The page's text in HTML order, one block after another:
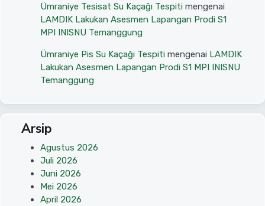
Ümraniye Tesisat Su Kaçağı Tespiti mengenai
LAMDIK Lakukan Asesmen Lapangan Prodi S1
MPI INISNU Temanggung
Ümraniye Pis Su Kaçağı Tespiti mengenai LAMDIK
Lakukan Asesmen Lapangan Prodi S1 MPI INISNU
Temanggung
Arsip
Agustus 2026
Juli 2026
Juni 2026
Mei 2026
April 2026